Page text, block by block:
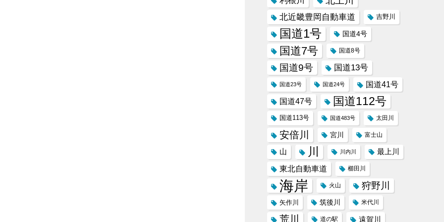
北近畿豊岡自動車道 吉野川
国道1号 国道4号
国道7号 国道8号
国道9号 国道13号
国道23号 国道24号 国道41号
国道47号 国道112号
国道113号 国道483号 太田川
安倍川 宮川 富士山
山 川 川内川 最上川
東北自動車道 櫛田川
海岸 火山 狩野川
矢作川 筑後川 米代川
荒川 道の駅 遠賀川